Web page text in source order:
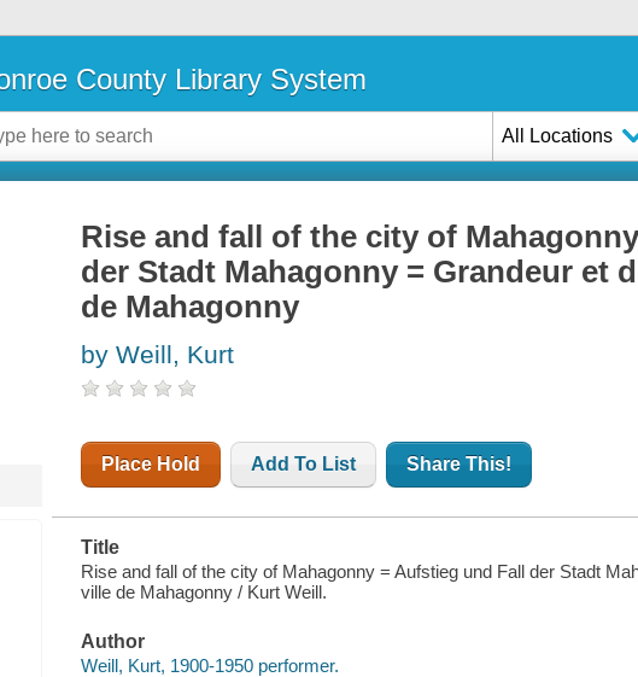
County Library System
All Locations
Rise and fall of the city of
der Stadt Mahagonny = Grandeur et
de Mahagonny
by Weill, Kurt
Place Hold Add To List Share This!
Title
Rise and fall of the city of Mahagonny = Aufstieg und Fall der Stadt
ville de Mahagonny / Kurt Weill.
Author
Weill, Kurt, 1900-1950 performer.